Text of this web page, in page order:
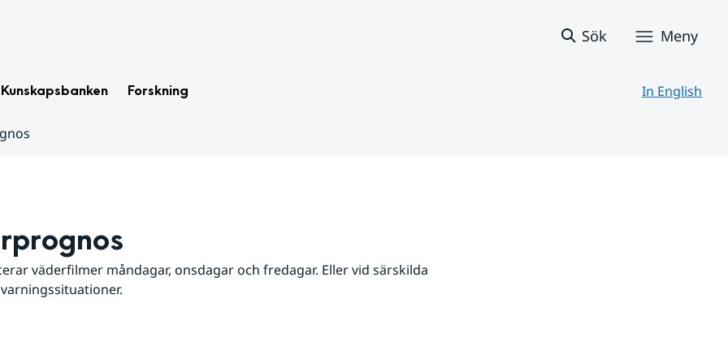
Sök Meny
Kunskapsbanken Forskning In English
väderfilmer måndagar, onsdagar och fredagar. Eller vid särskilda